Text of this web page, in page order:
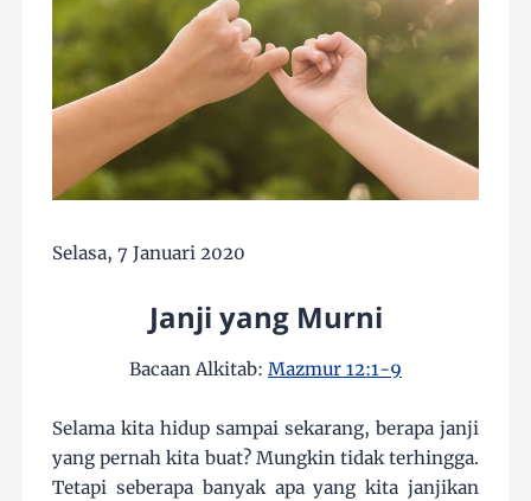
Selasa, 7 Januari 2020
Janji yang Murni
Bacaan Alkitab: Mazmur 12:1-9
Selama kita hidup sampai sekarang, berapa janji
yang pernah kita buat? Mungkin tidak terhingga.
Tetapi seberapa banyak apa yang kita janjikan